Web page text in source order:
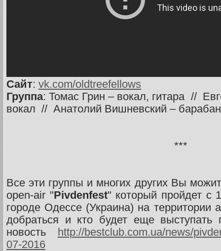
Сайт: vk.com/oldtreefellows
Группа: Томас Грин – вокал, гитара //
вокал // Анатолий Вишневский –
***
Все эти группы и многих других Вы
open-air "Pivdenfest" который пройдет с
городе Одессе (Украина) на территории
добраться и кто будет еще выступать
новость
http://bestclub.com.ua/news/
07-2016